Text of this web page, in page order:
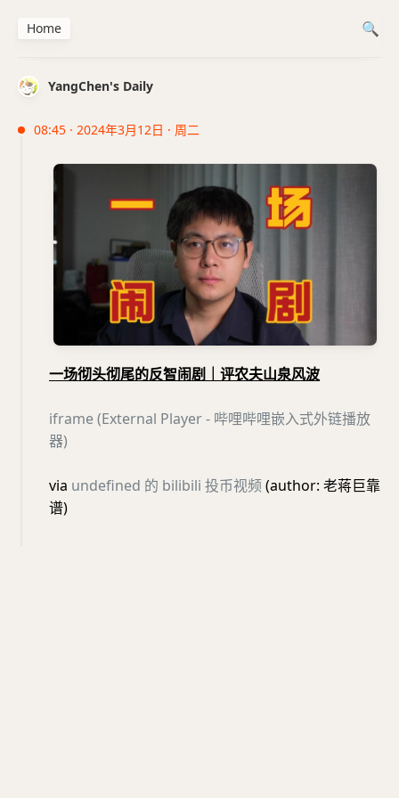
YangChen's Daily
08:45 · 2024年3月12日 · 周二
一场彻头彻尾的反智闹剧｜评农夫山泉风波
iframe (External Player - 哔哩哔哩嵌入式外链播放
器)
via undefined 的 bilibili 投币视频(author: 老蒋巨靠
谱)
Home